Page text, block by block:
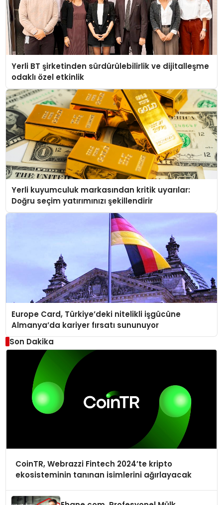
Yerli BT şirketinden sürdürülebilirlik ve dijitalleşme
odaklı özel etkinlik
Yerli kuyumculuk markasından kritik uyarılar:
Doğru seçim yatırımınızı şekillendirir
Europe Card, Türkiye’deki nitelikli işgücüne
Almanya’da kariyer fırsatı sununuyor
Son Dakika
CoinTR, Webrazzi Fintech 2024’te kripto
ekosisteminin tanınan isimlerini ağırlayacak